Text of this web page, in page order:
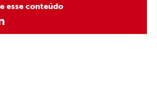
esse conteúdo